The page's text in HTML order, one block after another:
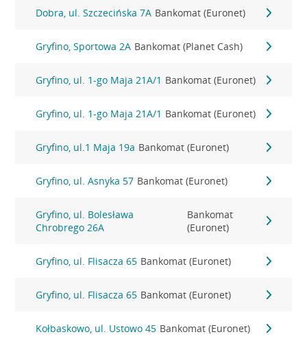
Dobra, ul. Szczecińska 7A Bankomat (Euronet)
Gryfino, Sportowa 2A Bankomat (Planet Cash)
Gryfino, ul. 1-go Maja 21A/1 Bankomat (Euronet)
Gryfino, ul. 1-go Maja 21A/1 Bankomat (Euronet)
Gryfino, ul.1 Maja 19a Bankomat (Euronet)
Gryfino, ul. Asnyka 57 Bankomat (Euronet)
Gryfino, ul. Bolesława
Chrobrego 26A
Bankomat
(Euronet)
Gryfino, ul. Flisacza 65 Bankomat (Euronet)
Gryfino, ul. Flisacza 65 Bankomat (Euronet)
Kołbaskowo, ul. Ustowo 45 Bankomat (Euronet)